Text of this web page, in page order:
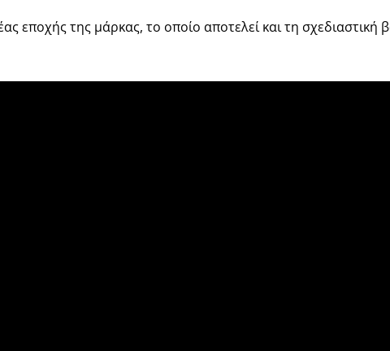
εποχής της μάρκας, το οποίο αποτελεί και τη